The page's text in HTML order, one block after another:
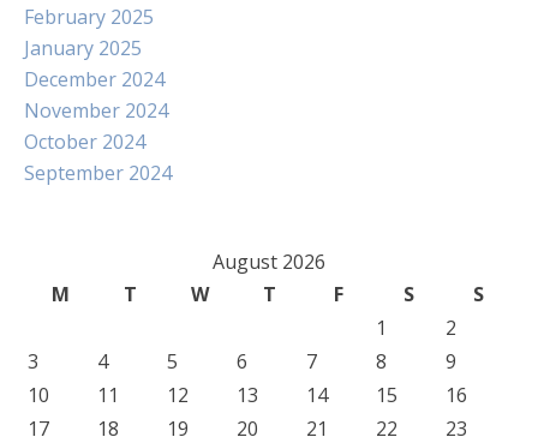
February 2025
January 2025
December 2024
November 2024
October 2024
September 2024
August 2026
M
T W T F S
S
1
2
3
4 5 6 7 8
9
10
11 12 13 14 15
16
17
18 19 20 21 22 23